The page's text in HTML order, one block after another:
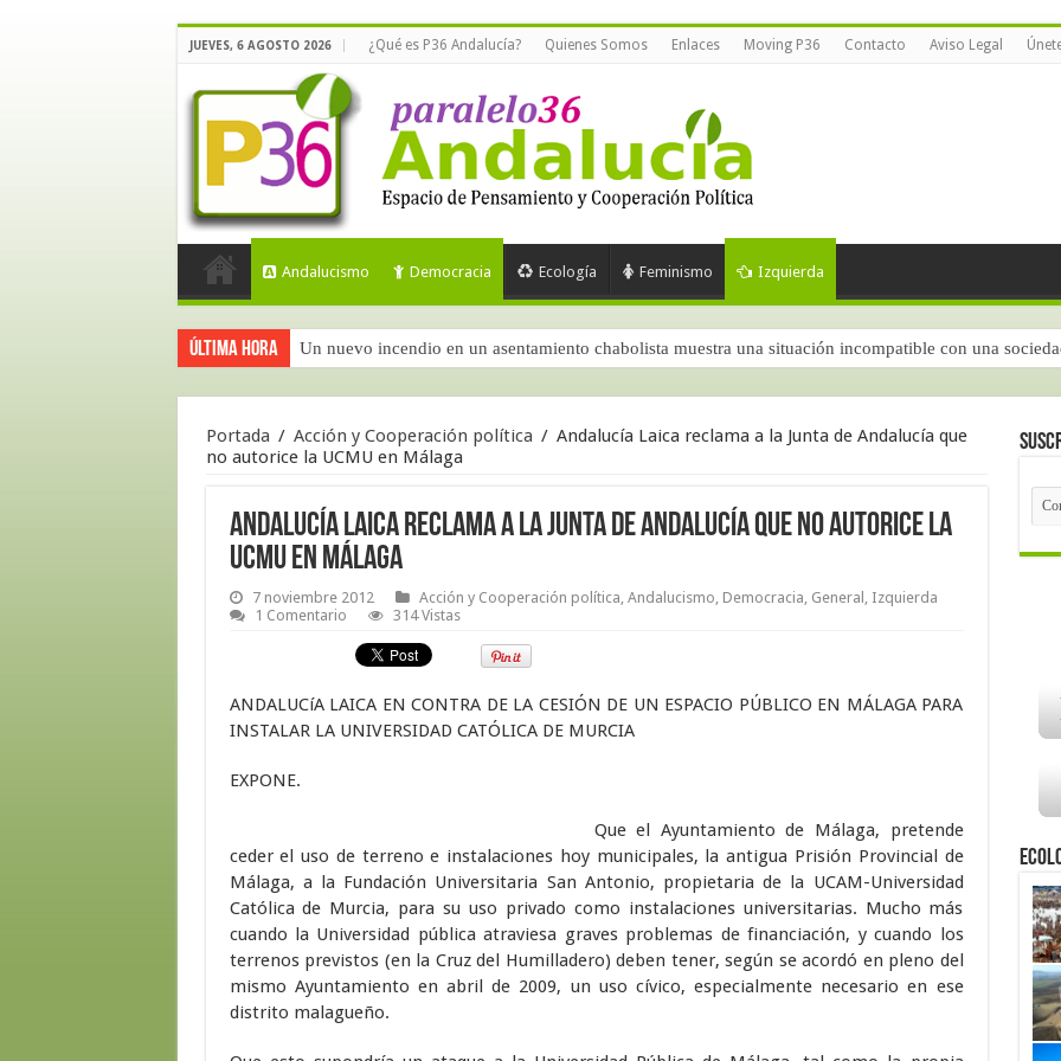
JUEVES, 6 AGOSTO 2026 ¿Qué es P36 Andalucía? Quienes Somos Enlaces Moving P36 Contacto Aviso Legal
Andalucismo Democracia Ecología Feminismo Izquierda
Última hora Un nuevo incendio en un asentamiento chabolista muestra una situación incompatible con una
Calidad democrática en España según el CIS (junio de 2026)
Portada / Acción y Cooperación política / Andalucía Laica reclama a la Junta de Andalucía que
no autorice la UCMU en Málaga
Andalucía Laica reclama a la Junta de Andalucía que no autorice la
UCMU en Málaga
7 noviembre 2012 Acción y Cooperación política, Andalucismo, Democracia, General , Izquierda
1 Comentario
314 Vistas
ANDALUCíA LAICA EN CONTRA DE LA CESIÓN DE UN ESPACIO PÚBLICO EN MÁLAGA PARA
INSTALAR LA UNIVERSIDAD CATÓLICA DE MURCIA
EXPONE.
Que el Ayuntamiento de Málaga, pretende
ceder el uso de terreno e instalaciones hoy municipales, la antigua Prisión Provincial de
Málaga, a la Fundación Universitaria San Antonio, propietaria de la UCAM-Universidad
Católica de Murcia, para su uso privado como instalaciones universitarias. Mucho más
cuando la Universidad pública atraviesa graves problemas de financiación, y cuando los
terrenos previstos (en la Cruz del Humilladero) deben tener, según se acordó en pleno del
mismo Ayuntamiento en abril de 2009, un uso cívico, especialmente necesario en ese
distrito malagueño.